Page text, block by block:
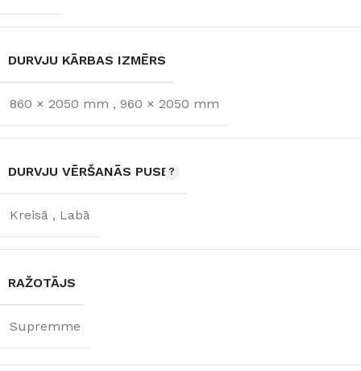
DURVJU KĀRBAS IZMĒRS
860 × 2050 mm , 960 × 2050 mm
DURVJU VĒRŠANĀS PUSE
Kreisā , Labā
RAŽOTĀJS
Supremme